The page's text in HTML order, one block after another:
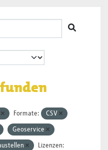
Formate: CSV
Geoservice
Lizenzen: